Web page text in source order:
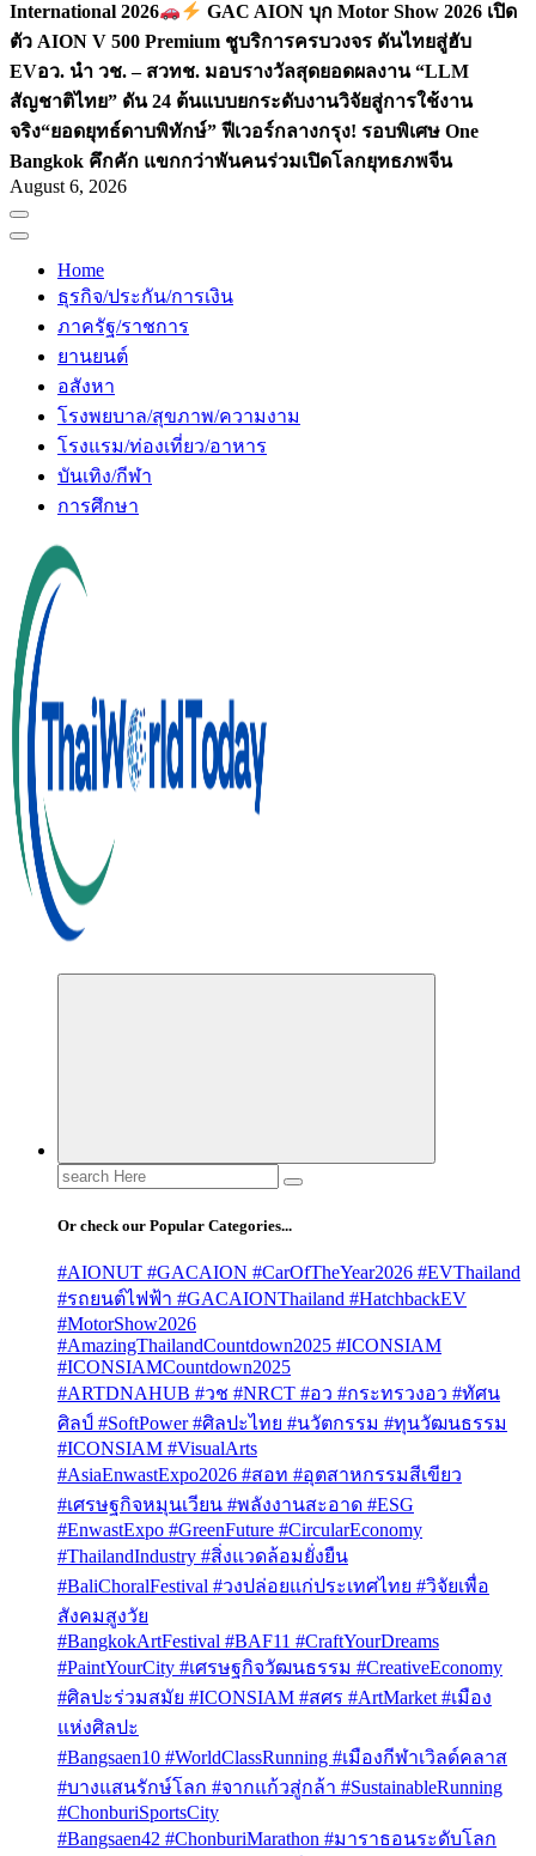
International 2026
GAC AION บุก Motor Show 2026 เปิด
ตัว AION V 500 Premium ชูบริการครบวงจร ดันไทยสู่ฮับ
EVอว. นำ วช. – สวทช. มอบรางวัลสุดยอดผลงาน “LLM
สัญชาติไทย” ดัน 24 ต้นแบบยกระดับงานวิจัยสู่การใช้งาน
จริง“ยอดยุทธ์ดาบพิทักษ์” ฟีเวอร์กลางกรุง! รอบพิเศษ One
Bangkok คึกคัก แขกกว่าพันคนร่วมเปิดโลกยุทธภพจีน
August 6, 2026
Home
ธุรกิจ/ประกัน/การเงิน
ภาครัฐ/ราชการ
ยานยนต์
อสังหา
โรงพยบาล/สุขภาพ/ความงาม
โรงแรม/ท่องเที่ยว/อาหาร
บันเทิง/กีฬา
การศึกษา
Search
for:
Or check our Popular Categories...
#AIONUT #GACAION #CarOfTheYear2026 #EVThailand
#รถยนต์ไฟฟ้า #GACAIONThailand #HatchbackEV
#MotorShow2026
#AmazingThailandCountdown2025 #ICONSIAM
#ICONSIAMCountdown2025
#ARTDNAHUB #วช #NRCT #อว #กระทรวงอว #ทัศน
ศิลป์ #SoftPower #ศิลปะไทย #นวัตกรรม #ทุนวัฒนธรรม
#ICONSIAM #VisualArts
#AsiaEnwastExpo2026 #สอท #อุตสาหกรรมสีเขียว
#เศรษฐกิจหมุนเวียน #พลังงานสะอาด #ESG
#EnwastExpo #GreenFuture #CircularEconomy
#ThailandIndustry #สิ่งแวดล้อมยั่งยืน
#BaliChoralFestival #วงปล่อยแก่ประเทศไทย #วิจัยเพื่อ
สังคมสูงวัย
#BangkokArtFestival #BAF11 #CraftYourDreams
#PaintYourCity #เศรษฐกิจวัฒนธรรม #CreativeEconomy
#ศิลปะร่วมสมัย #ICONSIAM #สศร #ArtMarket #เมือง
แห่งศิลปะ
#Bangsaen10 #WorldClassRunning #เมืองกีฬาเวิลด์คลาส
#บางแสนรักษ์โลก #จากแก้วสู่กล้า #SustainableRunning
#ChonburiSportsCity
#Bangsaen42 #ChonburiMarathon #มาราธอนระดับโลก